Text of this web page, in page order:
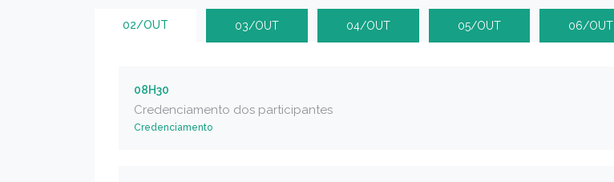
02/OUT 03/OUT 04/OUT 05/OUT 06/OUT
08H30
Credenciamento dos participantes
Credenciamento